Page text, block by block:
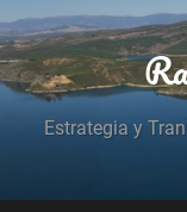
Estrategia y